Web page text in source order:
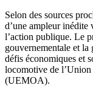
Selon des sources
d’une ampleur
l’action publique. Le
gouvernementale et
défis économiques et
locomotive de
(UEMOA).